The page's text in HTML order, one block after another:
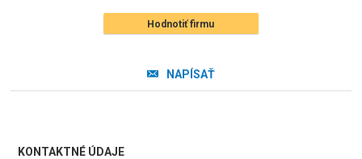
Hodnotiť firmu
NAPÍSAŤ
KONTAKTNÉ ÚDAJE